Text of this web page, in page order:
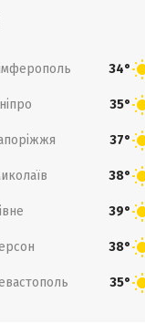
34°
35°
37°
38°
39°
38°
35°